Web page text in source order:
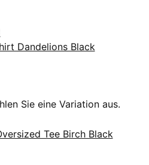
Dandelions Black
Sie eine Variation aus.